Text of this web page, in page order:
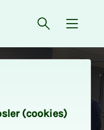
Åpne søk
{
(cookies)